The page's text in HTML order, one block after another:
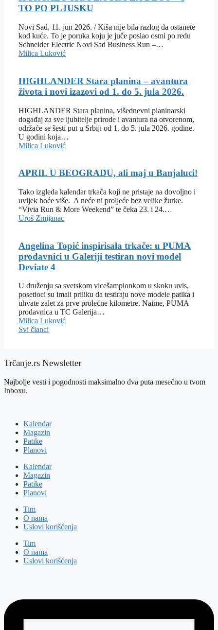
TO PO PLJUSKU
Novi Sad, 11. jun 2026. / Kiša nije bila razlog da ostanete
kod kuće. To je poruka koju je juče poslao osmi po redu
Schneider Electric Novi Sad Business Run –…
Milica Luković
HIGHLANDER Stara planina – avantura
života i novi izazovi od 1. do 5. jula 2026.
HIGHLANDER Stara planina, višednevni planinarski
događaj za sve ljubitelje prirode i avantura na otvorenom,
održaće se šesti put u Srbiji od 1. do 5. jula 2026. godine.
U godini koja…
Milica Luković
APRIL U BEOGRADU, ali maj u Banjaluci!
Tako izgleda kalendar trkača koji ne pristaje na dovoljno i
uvijek hoće više. A neće ni proljeće bez velike žurke.
“Vivia Run & More Weekend” te čeka 23. i 24.…
Uroš Zmijanac
Angelina Topić inspirisala trkače: u PUMA
prodavnici u Galeriji testiran novi model
Deviate 4
U druženju sa svetskom vicešampionkom u skoku uvis,
posetioci su imali priliku da testiraju nove modele patika i
uhvate zalet za prve prolećne kilometre. Naime, PUMA
prodavnica u TC Galerija…
Milica Luković
Svi članci
Trčanje.rs Newsletter
Najbolje vesti i pogodnosti maksimalno dva puta mesečno u tvom
Inboxu.
Kalendar
Magazin
Patike
Planovi
Kalendar
Magazin
Patike
Planovi
Tim
O nama
Uslovi korišćenja
Tim
O nama
Uslovi korišćenja